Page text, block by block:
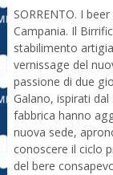
SORRENTO. I
Campania. Il
stabilimento
vernissage del
passione di due
Galano, ispirati
fabbrica hanno
nuova sede,
conoscere il ciclo
del bere